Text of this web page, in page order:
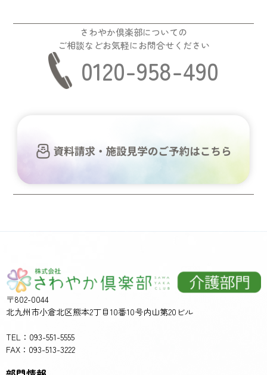
さわやか倶楽部についての
ご相談などお気軽にお問合せください
0120-958-490
〒802-0044
北九州市小倉北区熊本2丁目10番10号内山第20ビル
TEL：093-551-5555
FAX：093-513-3222